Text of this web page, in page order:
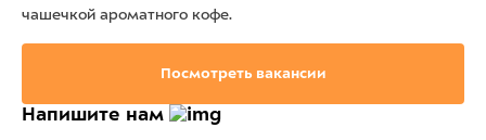
чашечкой ароматного кофе.
Посмотреть вакансии
Напишите нам